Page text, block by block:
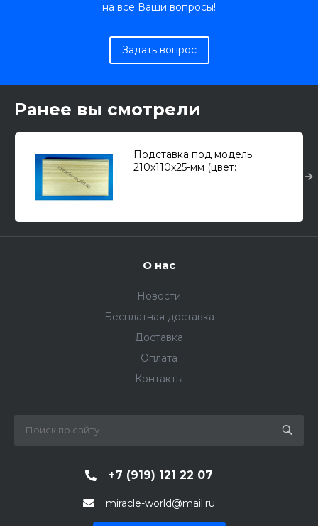
на все Ваши вопросы!
Задать вопрос
Ранее вы смотрели
Подставка под модель
210х110х25-мм (цвет:
О нас
Новости
Бесплатная доставка
Доставка
Оплата
Контакты
+7 (919) 121 22 07
miracle-world@mail.ru